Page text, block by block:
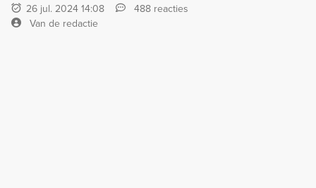
26 jul. 2024 14:08
488 reacties
Van de redactie